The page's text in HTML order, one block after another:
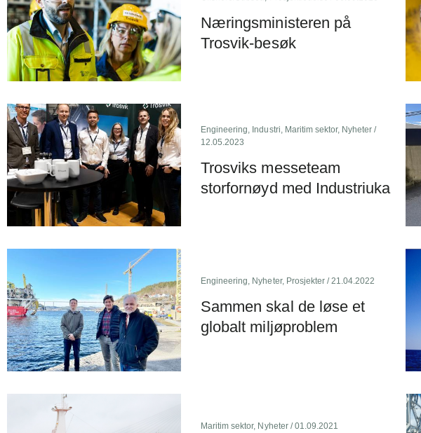
Næringsministeren på
Trosvik-besøk
Engineering Industri Maritim sektor, Nyheter /
12.05.2023
Trosviks messeteam
storfornøyd med Industriuka
Engineering Nyheter, Prosjekter / 21.04.2022
Sammen skal de løse et
globalt miljøproblem
Maritim sektor, Nyheter/ 01.09.2021